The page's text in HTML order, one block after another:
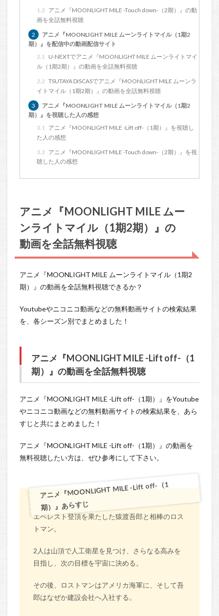
1.2 アニメ『MOONLIGHT MILE -Touch down-（2期）』の動
画を全話無料視聴
2
アニメ『MOONLIGHT MILE ムーンライトマイル（1期2
期）』を配信中の動画配信サイト
2.1 U-NEXTでアニメ『MOONLIGHT MILE ムーンライトマイ
ル（1期2期）』の動画を全話無料視聴
2.2 TSUTAYA DISCASでアニメ『MOONLIGHT MILE ムーンラ
イトマイル（1期2期）』の動画を全話無料視聴
3
アニメ『MOONLIGHT MILE ムーンライトマイル（1期2
期）』を視聴した人の感想
3.1 アニメ『MOONLIGHT MILE -Lift off-（1期）』を視聴し
た人の感想
3.2 アニメ『MOONLIGHT MILE -Touch down-（2期）』を視
聴した人の感想
アニメ『MOONLIGHT MILE ムー
ンライトマイル（1期2期）』の
動画を全話無料視聴
アニメ『MOONLIGHT MILE ムーンライトマイル（1期2
期）』の動画を全話無料視聴できるか？
Youtubeやニコニコ動画などの無料動画サイトの検索結果
を、各シーズン別でまとめました！
アニメ『MOONLIGHT MILE -Lift off-（1
期）』の動画を全話無料視聴
アニメ『MOONLIGHT MILE -Lift off-（1期）』をYoutube
やニコニコ動画などの無料動画サイトの検索結果を、あら
すじと共にまとめました！
アニメ『MOONLIGHT MILE -Lift off-（1期）』の動画を
無料視聴したい方は、ぜひ参考にして下さい。
アニメ『MOONLIGHT MILE -Lift off-（1
期）』あらすじ
エベレスト登頂を果たした猿渡吾郎と相棒のロス
トマン。
2人は山頂で人工衛星を見つけ、さらなる高みを
目指し、次の目標を宇宙に決める。
その後、ロストマンはアメリカ海軍に、そして吾
郎はなぜか建設会社へ入社する。